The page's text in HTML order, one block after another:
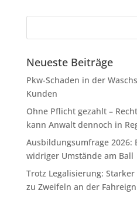
Neueste Beiträge
Pkw-Schaden in der
Kunden
Ohne Pflicht gezahlt –
kann Anwalt dennoch in
Ausbildungsumfrage 2026:
widriger Umstände am Ball
Trotz Legalisierung:
zu Zweifeln an der